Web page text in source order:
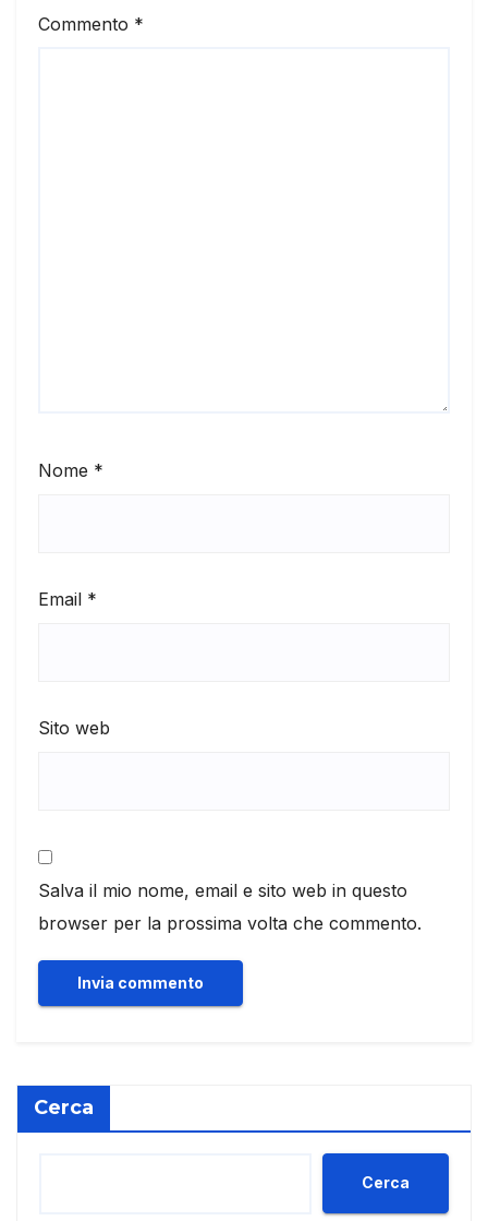
Commento *
Nome *
Email *
Sito web
Salva il mio nome, email e sito web in questo
browser per la prossima volta che commento.
Cerca
Cerca